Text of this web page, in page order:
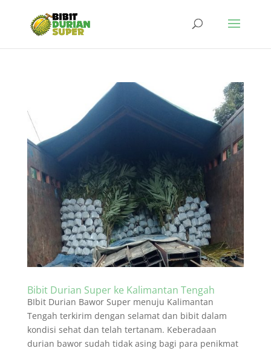
Bibit Durian Super ke Kalimantan Tengah
BIbit Durian Bawor Super menuju Kalimantan
Tengah terkirim dengan selamat dan bibit dalam
kondisi sehat dan telah tertanam. Keberadaan
durian bawor sudah tidak asing bagi para penikmat